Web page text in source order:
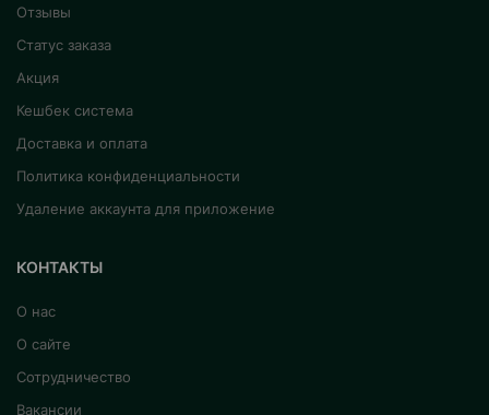
Отзывы
Статус заказа
Акция
Кешбек система
Доставка и оплата
Политика конфиденциальности
Удаление аккаунта для приложение
КОНТАКТЫ
О нас
О сайте
Сотрудничество
Вакансии